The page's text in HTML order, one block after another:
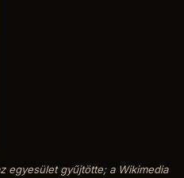
egyesület gyűjtötte; a Wikimedia